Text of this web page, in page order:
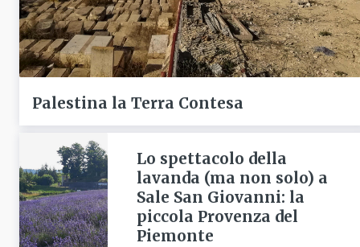
Palestina la Terra Contesa
Lo spettacolo della
lavanda (ma non solo) a
Sale San Giovanni: la
piccola Provenza del
Piemonte